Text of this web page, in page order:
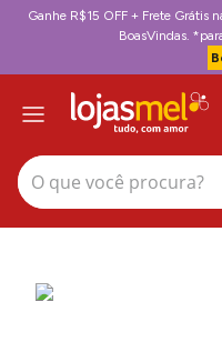
Ganhe R$15 OFF + Frete Grátis
BoasVindas.
O que você procura?